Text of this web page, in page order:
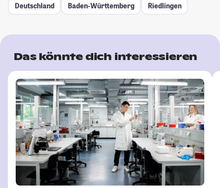
Deutschland
Baden-Württemberg Riedlingen
Das könnte dich interessieren